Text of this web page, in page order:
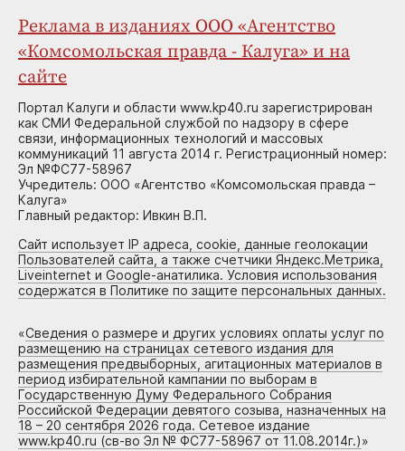
Реклама в изданиях ООО «Агентство
«Комсомольская правда - Калуга» и на
сайте
Портал Калуги и области www.kp40.ru зарегистрирован
как СМИ Федеральной службой по надзору в сфере
связи, информационных технологий и массовых
коммуникаций 11 августа 2014 г. Регистрационный номер:
Эл №ФС77-58967
Учредитель: ООО «Агентство «Комсомольская правда –
Калуга»
Главный редактор: Ивкин В.П.
Сайт использует IP адреса, cookie, данные геолокации
Пользователей сайта, а также счетчики Яндекс.Метрика,
Liveinternet и Google-анатилика. Условия использования
содержатся в Политике по защите персональных данных.
«Сведения о размере и других условиях оплаты услуг по
размещению на страницах сетевого издания для
размещения предвыборных, агитационных материалов в
период избирательной кампании по выборам в
Государственную Думу Федерального Собрания
Российской Федерации девятого созыва, назначенных на
18 – 20 сентября 2026 года. Сетевое издание
www.kp40.ru (св-во Эл № ФС77-58967 от 11.08.2014г.)»